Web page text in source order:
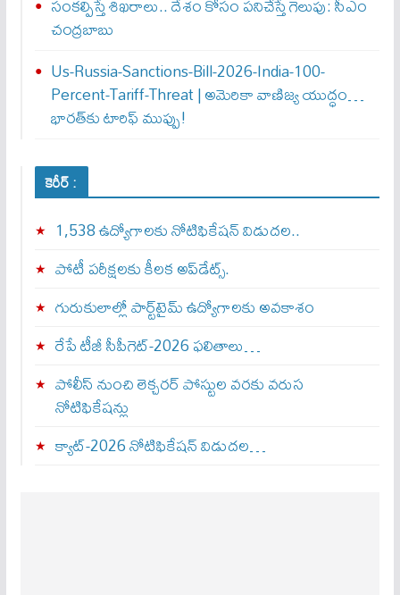
చంద్రబాబు
Us-Russia-Sanctions-Bill-2026-India-100-
Percent-Tariff-Threat | అమెరికా వాణిజ్య యుద్ధం…
భారత్‌కు టారిఫ్ ముప్పు!
కెరీర్ :
1,538 ఉద్యోగాలకు నోటిఫికేషన్ విడుదల..
పోటీ పరీక్షలకు కీలక అప్‌డేట్స్.
గురుకులాల్లో పార్ట్‌టైమ్ ఉద్యోగాలకు అవకాశం
రేపే టీజీ సీపీగెట్‌-2026 ఫలితాలు…
పోలీస్ నుంచి లెక్చరర్ పోస్టుల వరకు వరుస
నోటిఫికేషన్లు
క్యాట్-2026 నోటిఫికేషన్ విడుదల…